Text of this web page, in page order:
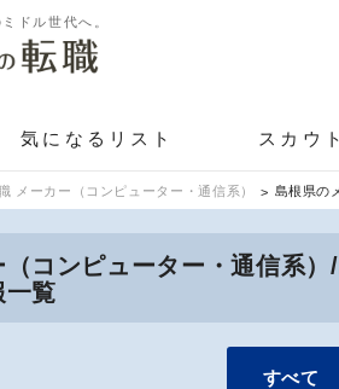
ドル世代へ。
気になるリスト スカウト
メーカー（コンピューター・通信系） 島根県の
（コンピューター・通信系）
一覧
すべて